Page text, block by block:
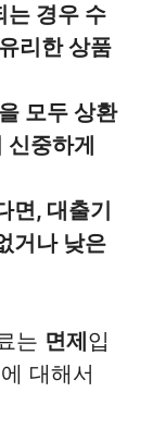
는 경우 수
리한 상품
모두 상환
신중하게
면, 대출기
거나 낮은
는 면제입
대해서